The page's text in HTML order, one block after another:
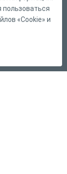
пользоваться
«Cookie» и